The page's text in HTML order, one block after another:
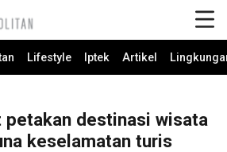
Lifestyle Iptek Artikel
petakan destinasi wisata
keselamatan turis